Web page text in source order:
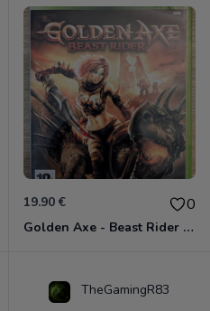
19.90 € 0
Golden Axe - Beast Rider Xbox 360
TheGamingR83